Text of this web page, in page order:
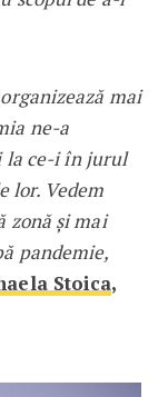
mai
ne-a
la ce-i în jurul
lor. Vedem
zonă și mai
pandemie,
Stoica,